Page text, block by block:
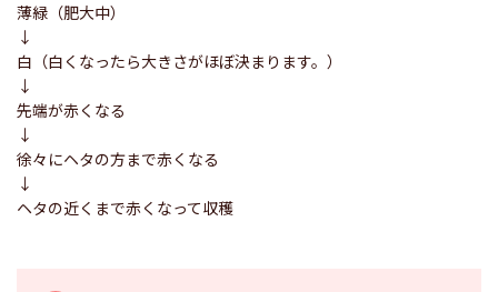
薄緑（肥大中）
↓
白（白くなったら大きさがほぼ決まります。）
↓
先端が赤くなる
↓
徐々にヘタの方まで赤くなる
↓
ヘタの近くまで赤くなって収穫